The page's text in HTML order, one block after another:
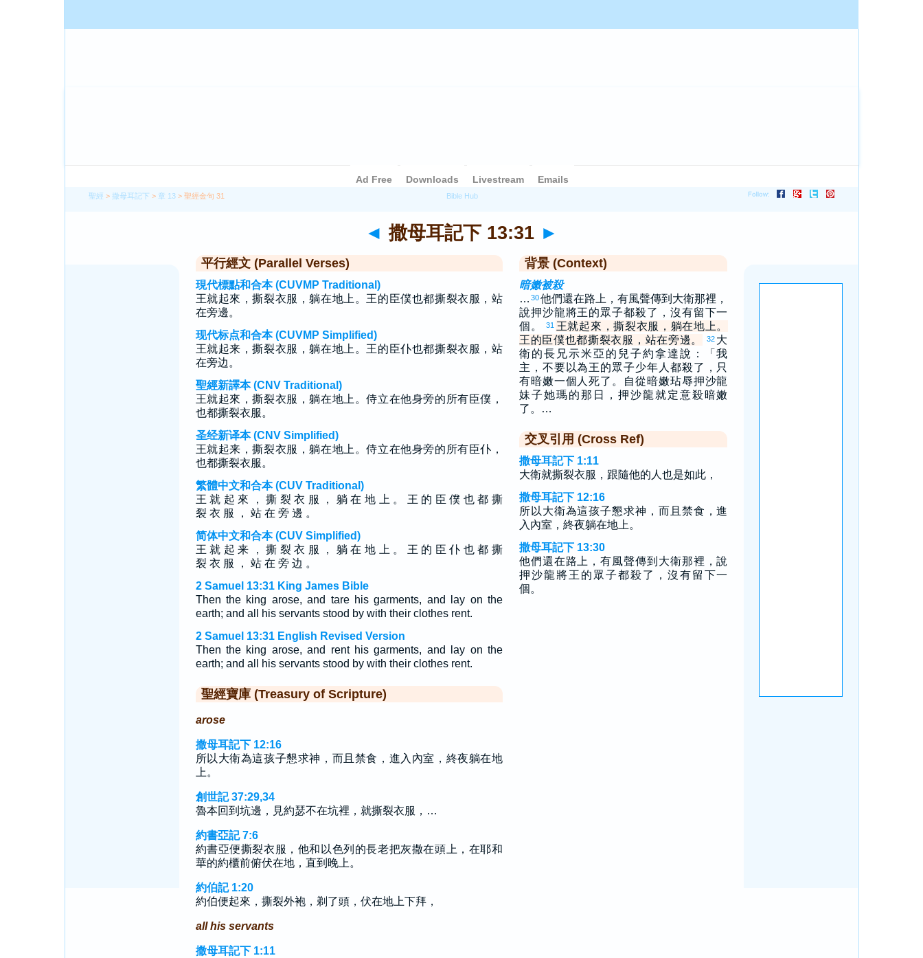
聖經 >撒母耳記下 > 章 13 > 聖經金句 31
◄ 撒母耳記下 13:31 ►
平行經文 (Parallel Verses)
現代標點和合本 (CUVMP Traditional)
王就起來，撕裂衣服，躺在地上。王的臣僕也都撕裂衣服，站
在旁邊。
现代标点和合本 (CUVMP Simplified)
王就起来，撕裂衣服，躺在地上。王的臣仆也都撕裂衣服，站
在旁边。
聖經新譯本 (CNV Traditional)
王就起來，撕裂衣服，躺在地上。侍立在他身旁的所有臣僕，
也都撕裂衣服。
圣经新译本 (CNV Simplified)
王就起来，撕裂衣服，躺在地上。侍立在他身旁的所有臣仆，
也都撕裂衣服。
繁體中文和合本 (CUV Traditional)
王 就 起 來 ， 撕 裂 衣 服 ， 躺 在 地 上 。 王 的 臣 僕 也 都 撕
裂 衣 服 ， 站 在 旁 邊 。
简体中文和合本 (CUV Simplified)
王 就 起 来 ， 撕 裂 衣 服 ， 躺 在 地 上 。 王 的 臣 仆 也 都 撕
裂 衣 服 ， 站 在 旁 边 。
2 Samuel 13:31 King James Bible
Then the king arose, and tare his garments, and lay on the
earth; and all his servants stood by with their clothes rent.
2 Samuel 13:31 English Revised Version
Then the king arose, and rent his garments, and lay on the
earth; and all his servants stood by with their clothes rent.
聖經寶庫 (Treasury of Scripture)
arose
撒母耳記下 12:16
所以大衛為這孩子懇求神，而且禁食，進入內室，終夜躺在地
上。
創世記 37:29,34
魯本回到坑邊，見約瑟不在坑裡，就撕裂衣服，…
約書亞記 7:6
約書亞便撕裂衣服，他和以色列的長老把灰撒在頭上，在耶和
華的約櫃前俯伏在地，直到晚上。
約伯記 1:20
約伯便起來，撕裂外袍，剃了頭，伏在地上下拜，
all his servants
撒母耳記下 1:11
背景 (Context)
暗嫩被殺
… 30他們還在路上，有風聲傳到大衛那裡，
說押沙龍將王的眾子都殺了，沒有留下一
個。
31 王就起來，撕裂衣服，躺在地上。
王的臣僕也都撕裂衣服，站在旁邊。
32 大
衛的長兄示米亞的兒子約拿達說：「我
主，不要以為王的眾子少年人都殺了，只
有暗嫩一個人死了。自從暗嫩玷辱押沙龍
妹子她瑪的那日，押沙龍就定意殺暗嫩
了。…
交叉引用 (Cross Ref)
撒母耳記下 1:11
大衛就撕裂衣服，跟隨他的人也是如此，
撒母耳記下 12:16
所以大衛為這孩子懇求神，而且禁食，進
入內室，終夜躺在地上。
撒母耳記下 13:30
他們還在路上，有風聲傳到大衛那裡，說
押沙龍將王的眾子都殺了，沒有留下一
個。